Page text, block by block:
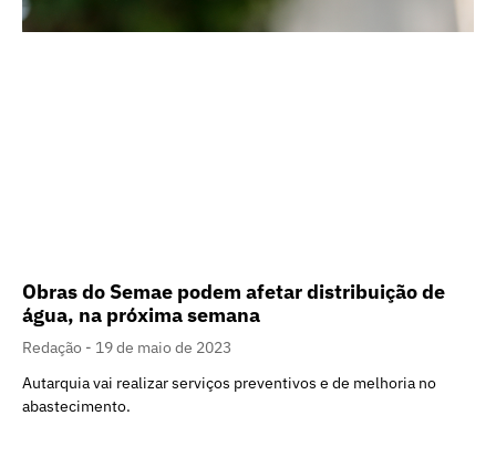
Obras do Semae podem afetar distribuição de
água, na próxima semana
Redação
19 de maio de 2023
Autarquia vai realizar serviços preventivos e de melhoria no
abastecimento.